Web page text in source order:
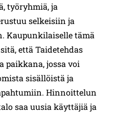
työryhmiä, ja
selkeisiin ja
Kaupunkilaiselle tämä
että Taidetehdas
paikkana, jossa voi
sisällöistä ja
Hinnoittelun
saa uusia käyttäjiä ja